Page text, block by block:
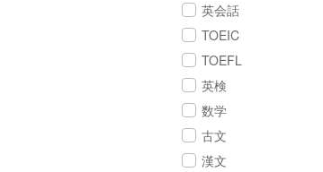
英会話
TOEIC
TOEFL
英検
数学
古文
漢文